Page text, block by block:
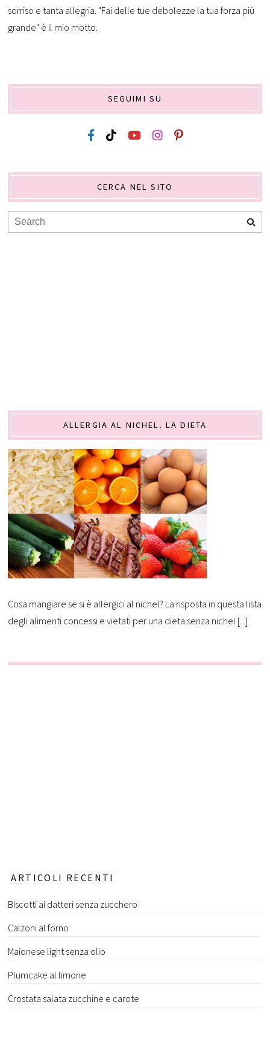
sorriso e tanta allegria. "Fai delle tue debolezze la tua forza più
grande" è il mio motto.
SEGUIMI SU
CERCA NEL SITO
ALLERGIA AL NICHEL. LA DIETA
Cosa mangiare se si è allergici al nichel? La risposta in questa lista
degli alimenti concessi e vietati per una dieta senza nichel [...]
ARTICOLI RECENTI
Biscotti ai datteri senza zucchero
Calzoni al forno
Maionese light senza olio
Plumcake al limone
Crostata salata zucchine e carote